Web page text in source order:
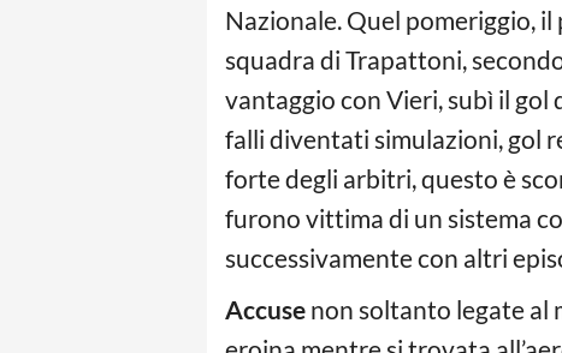
Nazionale. Quel pomeriggio, il
squadra di Trapattoni,
vantaggio con Vieri, subì il gol
falli diventati simulazioni, gol
forte degli arbitri, questo è
furono vittima di un sistema
successivamente con altri
Accuse non soltanto legate al